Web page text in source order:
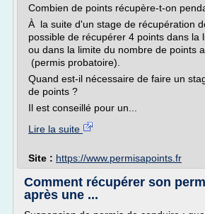
Combien de points récupère-t-on
À la suite d'un stage de récupération
possible de récupérer 4 points dans la
ou dans la limite du nombre de points
(permis probatoire).
Quand est-il nécessaire de faire un
de points ?
Il est conseillé pour un...
Lire la suite
Site : https://www.permisapoints.fr
Comment récupérer son
après une ...